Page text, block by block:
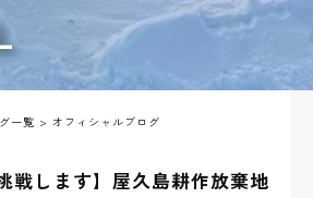
一覧 > オフィシャルブログ
戦します】屋久島耕作放棄地